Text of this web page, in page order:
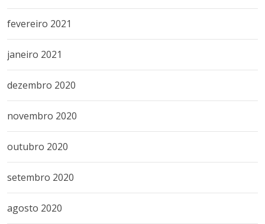
fevereiro 2021
janeiro 2021
dezembro 2020
novembro 2020
outubro 2020
setembro 2020
agosto 2020